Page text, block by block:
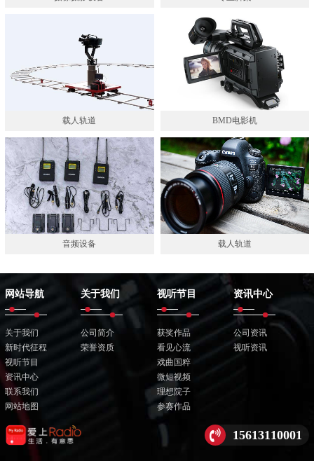
载人轨道 BMD电影机
音频设备 载人轨道
网站导航
关于我们
新时代征程
视听节目
资讯中心
联系我们
网站地图
关于我们
公司简介
荣誉资质
视听节目
获奖作品
看见心流
戏曲国粹
微短视频
理想院子
参赛作品
资讯中心
公司资讯
视听资讯
15613110001